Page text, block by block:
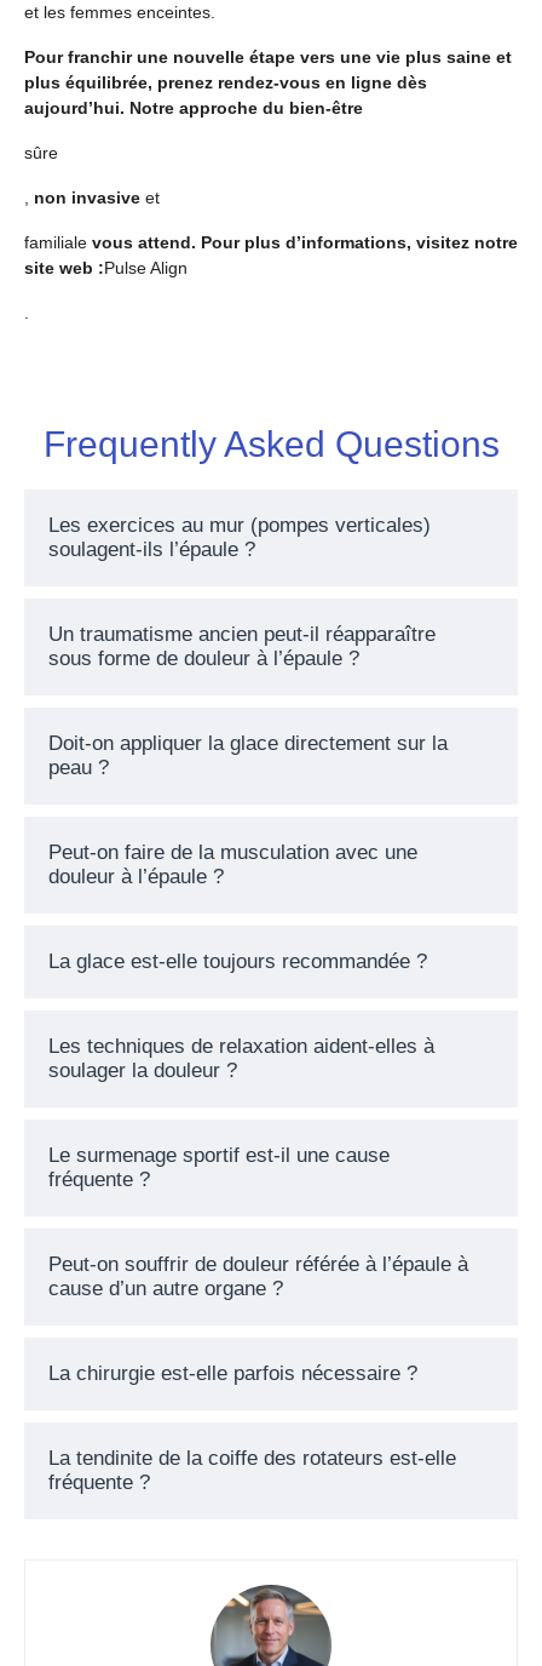
et les femmes enceintes.
Pour franchir une nouvelle étape vers une vie plus saine et
plus équilibrée, prenez rendez-vous en ligne dès
aujourd’hui. Notre approche du bien-être
sûre
, non invasive et
familiale vous attend. Pour plus d’informations, visitez notre
site web :Pulse Align
.
Frequently Asked Questions
Les exercices au mur (pompes verticales)
soulagent-ils l’épaule ?
Un traumatisme ancien peut-il réapparaître
sous forme de douleur à l’épaule ?
Doit-on appliquer la glace directement sur la
peau ?
Peut-on faire de la musculation avec une
douleur à l’épaule ?
La glace est-elle toujours recommandée ?
Les techniques de relaxation aident-elles à
soulager la douleur ?
Le surmenage sportif est-il une cause
fréquente ?
Peut-on souffrir de douleur référée à l’épaule à
cause d’un autre organe ?
La chirurgie est-elle parfois nécessaire ?
La tendinite de la coiffe des rotateurs est-elle
fréquente ?